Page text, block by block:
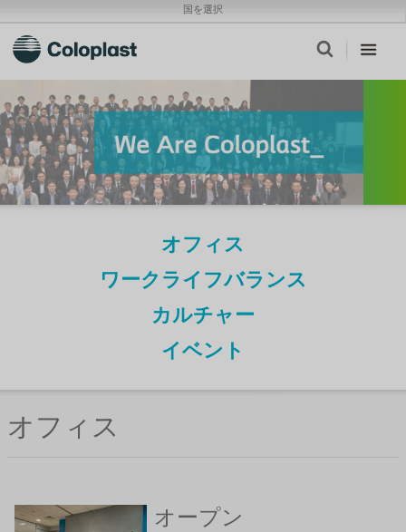
国を選択
オフィス
ワークライフバランス
カルチャー
イベント
オフィス
オープン